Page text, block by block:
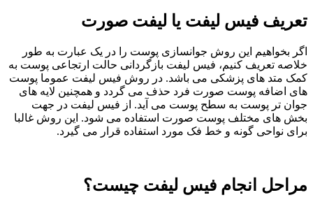
تعریف فیس لیفت یا لیفت صورت
اگر بخواهیم این روش جوانسازی پوست را در یک عبارت به طور
خلاصه تعریف کنیم، فیس لیفت بازگردانی حالت ارتجاعی پوست به
کمک متد های پزشکی می باشد. در روش فیس لیفت عموما پوست
های اضافه پوست صورت فرد حذف می گردد و همچنین لایه های
جوان تر پوست به سطح پوست می آید. از فیس لیفت در جهت
بخش های مختلف پوست صورت استفاده می شود. این روش غالبا
برای نواحی گونه و خط فک مورد استفاده قرار می گیرد.
مراحل انجام فیس لیفت چیست؟